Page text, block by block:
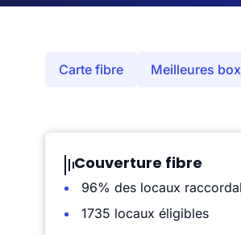
Carte fibre Meilleures box
Couverture fibre
96% des locaux
1735 locaux éligibles